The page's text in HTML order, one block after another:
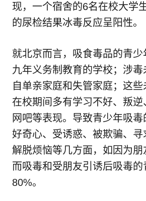
现，一个宿舍的6名在校大学
的尿检结果冰毒反应呈阳性。
就北京而言，吸食毒品的青
九年义务制教育的学校；涉
自单亲家庭和失管家庭；这
在校期间多有学习不好、叛
网吧等表现。导致青少年吸
好奇心、受诱惑、被欺骗、寻
解脱烦恼等几方面，如因为
而吸毒和受朋友引诱后吸毒的
80%。